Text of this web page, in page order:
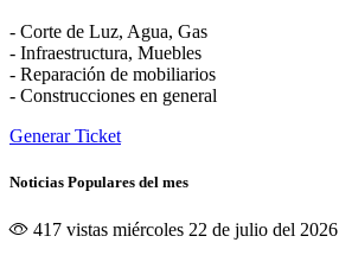
- Corte de Luz, Agua, Gas
- Infraestructura, Muebles
- Reparación de mobiliarios
- Construcciones en general
Generar Ticket
Noticias Populares del mes
417 vistas miércoles 22 de julio del 2026